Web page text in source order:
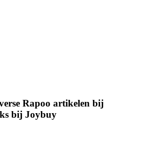
Rapoo artikelen bij
bij Joybuy